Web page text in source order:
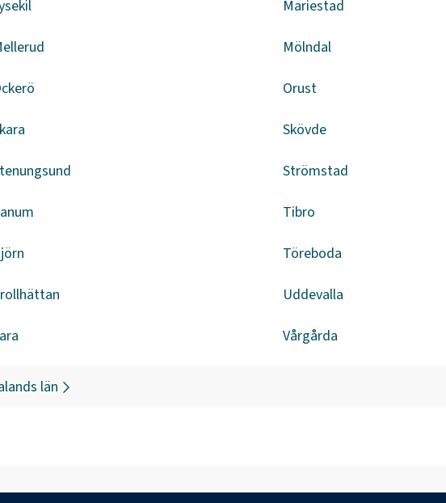
Mariestad
Mölndal
Orust
Skövde
Strömstad
Tibro
Töreboda
Uddevalla
Vårgårda
län